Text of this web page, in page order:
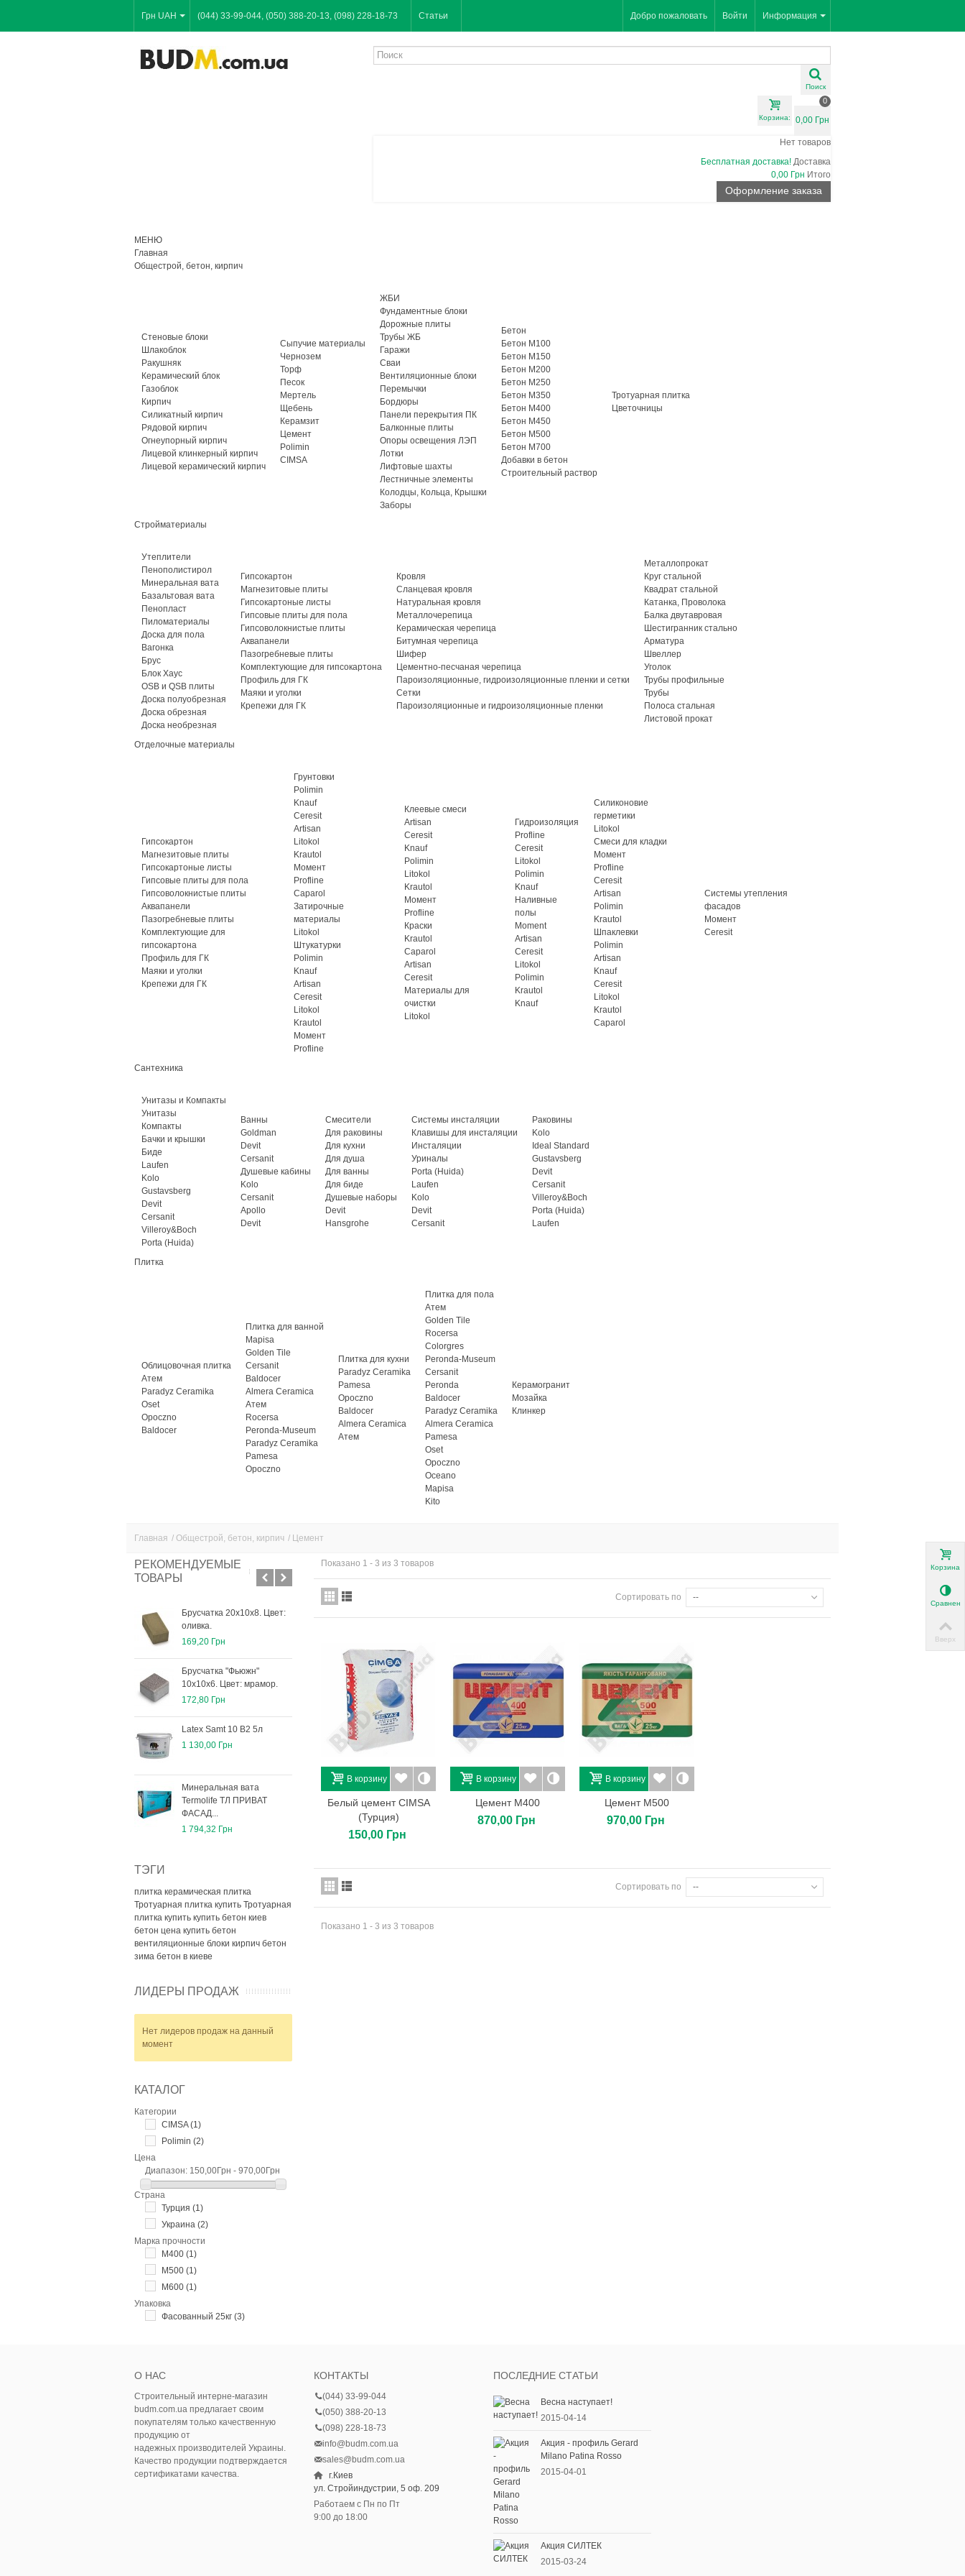
Грн UAH Информация
(044) 33-99-044, (050) 388-20-13, (098) 228-18-73 Статьи Добро пожаловать Войти
Поиск
Корзина:
0
0,00 Грн
Нет товаров
Бесплатная доставка! Доставка
0,00 Грн Итого
Оформление заказа
МЕНЮ
Главная
Общестрой, бетон, кирпич
Стеновые блоки
Шлакоблок
Ракушняк
Керамический блок
Газоблок
Кирпич
Силикатный кирпич
Рядовой кирпич
Огнеупорный кирпич
Лицевой клинкерный кирпич
Лицевой керамический кирпич
Сыпучие материалы
Чернозем
Торф
Песок
Мертель
Щебень
Керамзит
Цемент
Polimin
CIMSA
ЖБИ
Фундаментные блоки
Дорожные плиты
Трубы ЖБ
Гаражи
Сваи
Вентиляционные блоки
Перемычки
Бордюры
Панели перекрытия ПК
Балконные плиты
Опоры освещения ЛЭП
Лотки
Лифтовые шахты
Лестничные элементы
Колодцы, Кольца, Крышки
Заборы
Бетон
Бетон М100
Бетон М150
Бетон М200
Бетон М250
Бетон М350
Бетон М400
Бетон М450
Бетон М500
Бетон М700
Добавки в бетон
Строительный раствор
Тротуарная плитка
Цветочницы
Стройматериалы
Утеплители
Пенополистирол
Минеральная вата
Базальтовая вата
Пенопласт
Пиломатериалы
Доска для пола
Вагонка
Брус
Блок Хаус
OSB и QSB плиты
Доска полуобрезная
Доска обрезная
Доска необрезная
Гипсокартон
Магнезитовые плиты
Гипсокартоные листы
Гипсовые плиты для пола
Гипсоволокнистые плиты
Аквапанели
Пазогребневые плиты
Комплектующие для гипсокартона
Профиль для ГК
Маяки и уголки
Крепежи для ГК
Кровля
Сланцевая кровля
Натуральная кровля
Металлочерепица
Керамическая черепица
Битумная черепица
Шифер
Цементно-песчаная черепица
Пароизоляционные, гидроизоляционные пленки и сетки
Сетки
Пароизоляционные и гидроизоляционные пленки
Металлопрокат
Круг стальной
Квадрат стальной
Катанка, Проволока
Балка двутавровая
Шестигранник стально
Арматура
Швеллер
Уголок
Трубы профильные
Трубы
Полоса стальная
Листовой прокат
Отделочные материалы
Гипсокартон
Магнезитовые плиты
Гипсокартоные листы
Гипсовые плиты для пола
Гипсоволокнистые плиты
Аквапанели
Пазогребневые плиты
Комплектующие для
гипсокартона
Профиль для ГК
Маяки и уголки
Крепежи для ГК
Грунтовки
Polimin
Knauf
Ceresit
Artisan
Litokol
Krautol
Момент
Profline
Caparol
Затирочные
материалы
Litokol
Штукатурки
Polimin
Knauf
Artisan
Ceresit
Litokol
Krautol
Момент
Profline
Клеевые смеси
Artisan
Ceresit
Knauf
Polimin
Litokol
Krautol
Момент
Profline
Краски
Krautol
Caparol
Artisan
Ceresit
Материалы для
очистки
Litokol
Гидроизоляция
Profline
Ceresit
Litokol
Polimin
Knauf
Наливные
полы
Moment
Artisan
Ceresit
Litokol
Polimin
Krautol
Knauf
Силиконовие
герметики
Litokol
Смеси для кладки
Момент
Profline
Ceresit
Artisan
Polimin
Krautol
Шпаклевки
Polimin
Artisan
Knauf
Ceresit
Litokol
Krautol
Caparol
Системы утепления
фасадов
Момент
Ceresit
Сантехника
Унитазы и Компакты
Унитазы
Компакты
Бачки и крышки
Биде
Laufen
Kolo
Gustavsberg
Devit
Cersanit
Villeroy&Boch
Porta (Huida)
Ванны
Goldman
Devit
Cersanit
Душевые кабины
Kolo
Cersanit
Apollo
Devit
Смесители
Для раковины
Для кухни
Для душа
Для ванны
Для биде
Душевые наборы
Devit
Hansgrohe
Системы инсталяции
Клавишы для инсталяции
Инсталяции
Уриналы
Porta (Huida)
Laufen
Kolo
Devit
Cersanit
Раковины
Kolo
Ideal Standard
Gustavsberg
Devit
Cersanit
Villeroy&Boch
Porta (Huida)
Laufen
Плитка
Облицовочная плитка
Атем
Paradyz Ceramika
Oset
Opoczno
Baldocer
Плитка для ванной
Mapisa
Golden Tile
Cersanit
Baldocer
Almera Ceramica
Атем
Rocersa
Peronda-Museum
Paradyz Ceramika
Pamesa
Opoczno
Плитка для кухни
Paradyz Ceramika
Pamesa
Opoczno
Baldocer
Almera Ceramica
Атем
Плитка для пола
Атем
Golden Tile
Rocersa
Colorgres
Peronda-Museum
Cersanit
Peronda
Baldocer
Paradyz Ceramika
Almera Ceramica
Pamesa
Oset
Opoczno
Oceano
Mapisa
Kito
Керамогранит
Мозайка
Клинкер
Главная / Общестрой, бетон, кирпич / Цемент
РЕКОМЕНДУЕМЫЕ
ТОВАРЫ
Брусчатка 20х10х8. Цвет:
оливка.
169,20 Грн
Брусчатка "Фьюжн"
10х10х6. Цвет: мрамор.
172,80 Грн
Latex Samt 10 B2 5л
1 130,00 Грн
Минеральная вата
Termolife ТЛ ПРИВАТ
ФАСАД...
1 794,32 Грн
Поликарбонат сотовый
12х2,1х0,004. Soton.
Цвет:...
3 048,70 Грн
Тротуарная плитка Ромб
К-6. Цвет: янтарь.
164,40 Грн
802,00 Грн
ТЭГИ
плитка керамическая плитка
Тротуарная плитка купить Тротуарная
плитка купить купить бетон киев
бетон цена купить бетон
вентиляционные блоки кирпич бетон
зима бетон в киеве
ЛИДЕРЫ ПРОДАЖ
Нет лидеров продаж на данный
момент
КАТАЛОГ
Категории
CIMSA(1)
Polimin (2)
Цена
Диапазон: 150,00Грн - 970,00Грн
Страна
Турция (1)
Украина (2)
Марка прочности
М400 (1)
М500 (1)
М600 (1)
Упаковка
Фасованный 25кг (3)
Показано 1 - 3 из 3 товаров
Сортировать по --
В корзину
Белый цемент CIMSA
(Турция)
150,00 Грн
В корзину
Цемент М400
870,00 Грн
В корзину
Цемент М500
970,00 Грн
Сортировать по --
Показано 1 - 3 из 3 товаров
О НАС
Строительный интерне-магазин
budm.com.ua предлагает своим
покупателям только качественную
продукцию от
надежных производителей Украины.
Качество продукции подтверждается
сертификатами качества.
КОНТАКТЫ
(044) 33-99-044
(050) 388-20-13
(098) 228-18-73
info@budm.com.ua
sales@budm.com.ua
г.Киев
ул. Стройиндустрии, 5 оф. 209
Работаем с Пн по Пт
9:00 до 18:00
ПОСЛЕДНИЕ СТАТЬИ
Весна наступает!
2015-04-14
Акция - профиль Gerard
Milano Patina Rosso
2015-04-01
Акция СИЛТЕК
2015-03-24
Корзина
Вверх